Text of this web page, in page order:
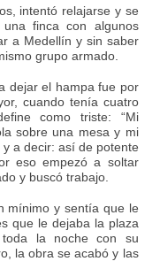
intentó relajarse y se
finca con algunos
a Medellín y sin saber
grupo armado.
dejar el hampa fue por
cuando tenía cuatro
como triste: “Mi
sobre una mesa y mi
a decir: así de potente
eso empezó a soltar
y buscó trabajo.
mínimo y sentía que le
que le dejaba la plaza
la noche con su
la obra se acabó y las